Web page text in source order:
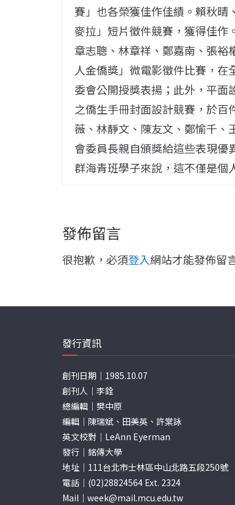
賽」也各榮獲佳作佳績。賴秋晴
麥拉」短片徵件競賽，獲得佳作
章志聰、林章祥、鄭嘉南、張裕
人金僑獎」微電影徵件比賽，
委會公開授獎表揚；此外，平面
之僑生手冊封面設計競賽，於百
薇、林靜文、陳友文、鄭愉千
會委員長親自頒獎給這些表現
群海青班學子來說，這不僅是個
發佈留言
很抱歉，必須登入網站才能發佈留
發行資訊
創刊日期｜1985.10.07
創刊人｜李銓
總編輯｜樊中原
編輯｜陳瑞斌、田美英、許棠詠
英文校對｜LeAnn Eyerman
發行｜銘傳大學
地址｜111台北市士林區中山北路五段250號
電話｜(02)28824564 Ext. 2324
Mail｜ week@mail.mcu.edu.tw